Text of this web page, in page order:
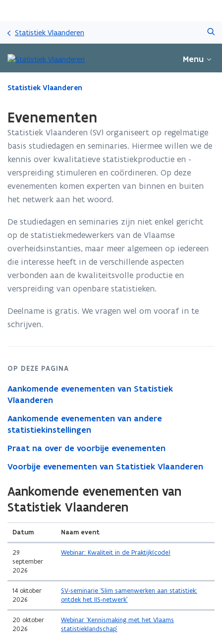
gaan
Statistiek Vlaanderen
Menu
Gedaan
bevindt
op:
Evenementen
Statistiek Vlaanderen
Evenementen
Statistiek Vlaanderen (SV) organiseert op regelmatige
basis studiedagen en seminaries. Hiermee willen we de
kennis over kwalitatieve statistiekproductie en -
verspreiding stimuleren en coördineren. Op deze
evenementen komen experten van binnen en buiten
het netwerk aan het woord.
De studiedagen en seminaries zijn niet enkel gericht
op de statistiekmedewerkers van de Vlaamse
overheidsinstanties, maar meer algemeen op iedereen
die interesse heeft in de verschillende aspecten
verbonden aan de kwaliteitsvolle productie en
verspreiding van openbare statistieken.
Deelname is gratis. We vragen wel om vooraf in te
schrijven.
OP DEZE PAGINA
Aankomende evenementen van Statistiek
Vlaanderen
Aankomende evenementen van andere
statistiekinstellingen
Praat na over de voorbije evenementen
Voorbije evenementen van Statistiek Vlaanderen
Aankomende evenementen van
Statistiek Vlaanderen
Datum Naam event
29
september
2026
Webinar: Kwaliteit in de Praktijk(code)
14 oktober
2026
SV-seminarie ‘Slim samenwerken aan statistiek:
ontdek het IIS-netwerk’
20 oktober
2026
Webinar ‘Kennismaking met het Vlaams
statistieklandschap’